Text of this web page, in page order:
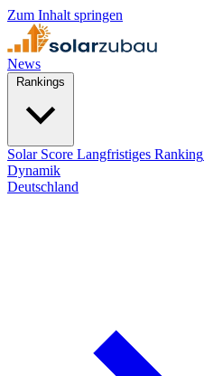
Zum Inhalt springen
News
Solar Score Langfristiges Ranking
Dynamik
Deutschland